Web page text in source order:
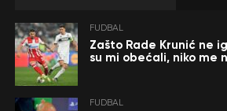
FUDBAL
Zašto Rade Krunić ne
su mi obećali, niko me
FUDBAL